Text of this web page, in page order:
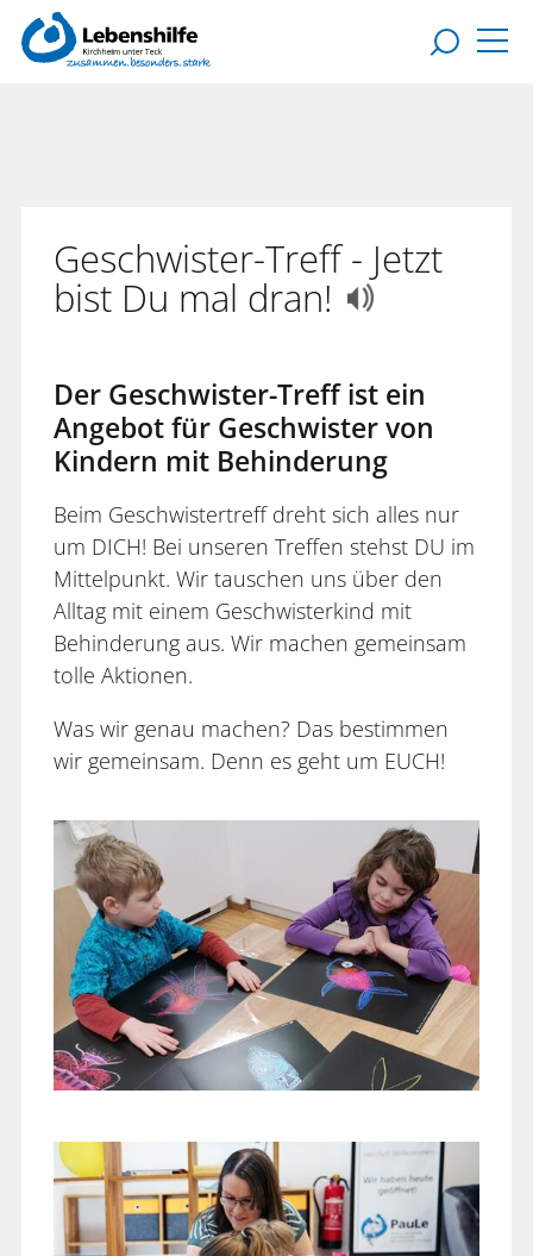
Geschwister-Treff - Jetzt
bist Du mal dran!
Der Geschwister-Treff ist ein
Angebot für Geschwister von
Kindern mit Behinderung
Beim Geschwistertreff dreht sich alles nur
um DICH! Bei unseren Treffen stehst DU im
Mittelpunkt. Wir tauschen uns über den
Alltag mit einem Geschwisterkind mit
Behinderung aus. Wir machen gemeinsam
tolle Aktionen.
Was wir genau machen? Das bestimmen
wir gemeinsam. Denn es geht um EUCH!